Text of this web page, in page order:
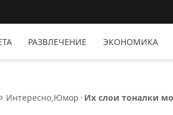
РАЗВЛЕЧЕНИЕ ЭКОНОМИКА
Интересно,Юмор
Их слои тоналки